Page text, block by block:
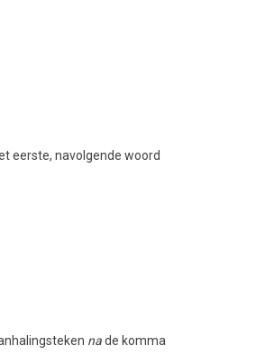
eerste, navolgende woord
nade komma